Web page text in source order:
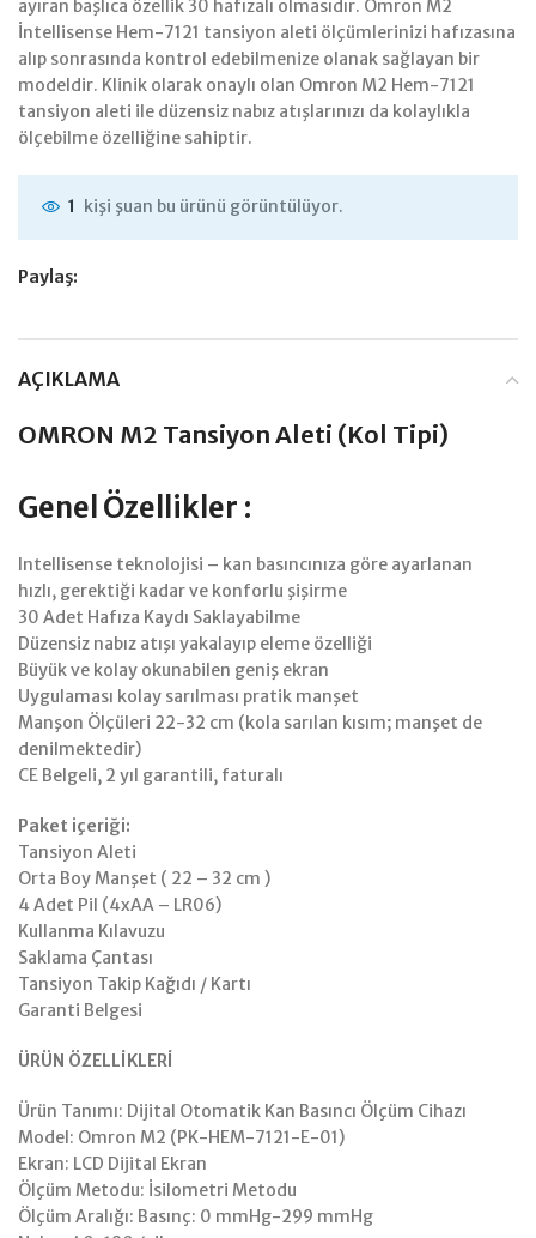
ayıran başlıca özellik 30 hafızalı olmasıdır. Omron M2
İntellisense Hem-7121 tansiyon aleti ölçümlerinizi hafızasına
alıp sonrasında kontrol edebilmenize olanak sağlayan bir
modeldir. Klinik olarak onaylı olan Omron M2 Hem-7121
tansiyon aleti ile düzensiz nabız atışlarınızı da kolaylıkla
ölçebilme özelliğine sahiptir.
1 kişi şuan bu ürünü görüntülüyor.
Paylaş:
AÇIKLAMA
OMRON M2 Tansiyon Aleti (Kol Tipi)
Genel Özellikler :
Intellisense teknolojisi – kan basıncınıza göre ayarlanan
hızlı, gerektiği kadar ve konforlu şişirme
30 Adet Hafıza Kaydı Saklayabilme
Düzensiz nabız atışı yakalayıp eleme özelliği
Büyük ve kolay okunabilen geniş ekran
Uygulaması kolay sarılması pratik manşet
Manşon Ölçüleri 22-32 cm (kola sarılan kısım; manşet de
denilmektedir)
CE Belgeli, 2 yıl garantili, faturalı
Paket içeriği:
Tansiyon Aleti
Orta Boy Manşet ( 22 – 32 cm )
4 Adet Pil (4xAA – LR06)
Kullanma Kılavuzu
Saklama Çantası
Tansiyon Takip Kağıdı / Kartı
Garanti Belgesi
ÜRÜN ÖZELLİKLERİ
Ürün Tanımı: Dijital Otomatik Kan Basıncı Ölçüm Cihazı
Model: Omron M2 (PK-HEM-7121-E-01)
Ekran: LCD Dijital Ekran
Ölçüm Metodu: İsilometri Metodu
Ölçüm Aralığı: Basınç: 0 mmHg-299 mmHg